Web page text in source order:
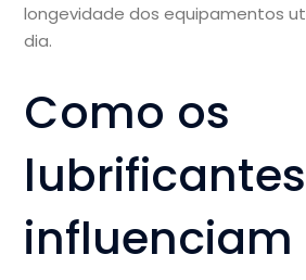
longevidade dos equipamentos
dia.
Como os
lubrificantes
influenciam